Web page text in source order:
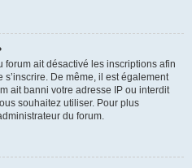
forum ait désactivé les inscriptions afin
De même, il est également
ait banni votre adresse IP ou interdit
souhaitez utiliser. Pour plus
du forum.